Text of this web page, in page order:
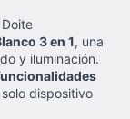
3 en 1, una
y iluminación.
dispositivo